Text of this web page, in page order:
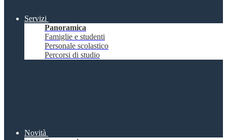
Servizi
Panoramica
Famiglie e studenti
Personale scolastico
Percorsi di studio
Novità